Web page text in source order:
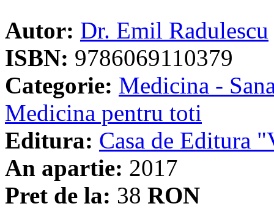
Autor: Dr. Emil Radulescu
ISBN: 9786069110379
Categorie: Medicina -
Medicina pentru toti
Editura: Casa de Editura
An apartie: 2017
Pret de la: 38 RON